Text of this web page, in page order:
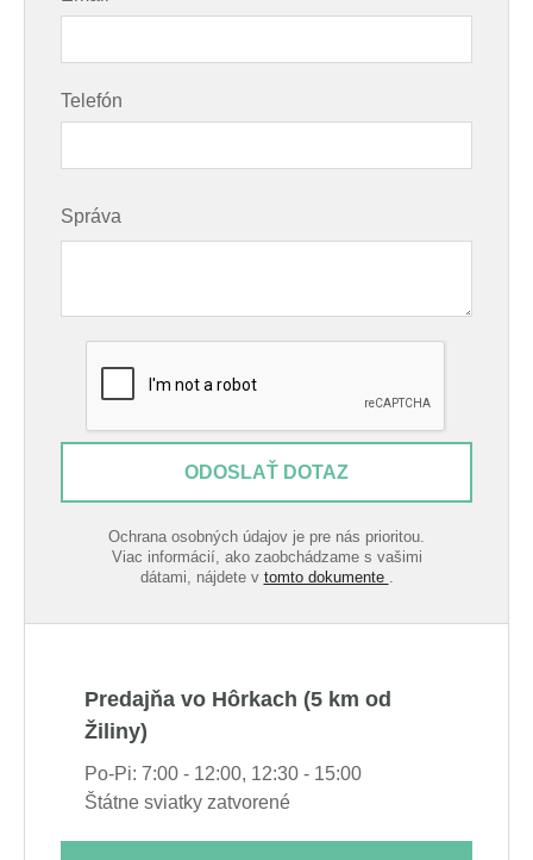
Telefón
Správa
ODOSLAŤ DOTAZ
Ochrana osobných údajov je pre nás prioritou.
Viac informácií, ako zaobchádzame s vašimi
dátami, nájdete v tomto dokumente
Predajňa vo Hôrkach (5 km od
Žiliny)
Po-Pi: 7:00 - 12:00, 12:30 - 15:00
Štátne sviatky zatvorené